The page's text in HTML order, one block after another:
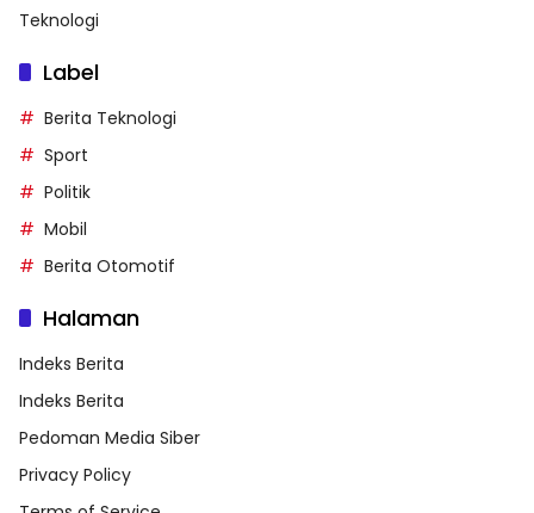
Teknologi
Label
Berita Teknologi
Sport
Politik
Mobil
Berita Otomotif
Halaman
Indeks Berita
Indeks Berita
Pedoman Media Siber
Privacy Policy